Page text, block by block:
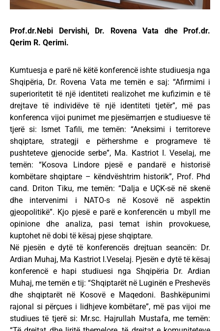
Prof.dr.Nebi Dervishi, Dr. Rovena Vata dhe Prof.dr.
Qerim R. Qerimi.
Kumtuesja e parë në këtë konferencë ishte studiuesja nga
Shqipëria, Dr. Rovena Vata me temën e saj: “Afirmimi i
superioritetit të një identiteti realizohet me kufizimin e të
drejtave të individëve të një identiteti tjetër”, më pas
konferenca vijoi punimet me pjesëmarrjen e studiuesve të
tjerë si: Ismet Tafili, me temën: “Aneksimi i territoreve
shqiptare, strategji e përhershme e programeve të
pushteteve gjenocide serbe”, Ma. Kastriot I. Veselaj, me
temën: “Kosova Lindore pjesë e pandarë e historisë
kombëtare shqiptare – këndvështrim historik”, Prof. Phd
cand. Driton Tiku, me temën: “Dalja e UÇK-së në skenë
dhe intervenimi i NATO-s në Kosovë në aspektin
gjeopolitikë”. Kjo pjesë e parë e konferencën u mbyll me
opinione dhe analiza, pasi temat ishin provokuese,
kuptohet në dobi të kësaj pjese shqiptare.
Në pjesën e dytë të konferencës drejtuan seancën: Dr.
Ardian Muhaj, Ma Kastriot I.Veselaj. Pjesën e dytë të kësaj
konferencë e hapi studiuesi nga Shqipëria Dr. Ardian
Muhaj, me temën e tij: “Shqiptarët në Luginën e Preshevës
dhe shqiptarët në Kosovë e Maqedoni. Bashkëpunimi
rajonal si përçues i lidhjeve kombëtare”, më pas vijoi me
studiues të tjerë si: Mr.sc. Hajrullah Mustafa, me temën: